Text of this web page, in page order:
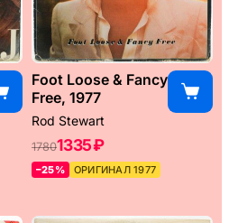
Foot Loose & Fancy
Free, 1977
Rod Stewart
17801335 ₽
–25% ОРИГИНАЛ 1977